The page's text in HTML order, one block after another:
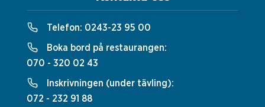
Telefon: 0243-23 95 00
Boka bord på restaurangen:
070 - 320 02 43
Inskrivningen (under tävling):
072 - 232 91 88